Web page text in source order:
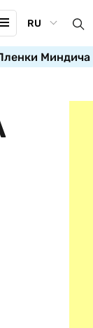
RU
Миндича